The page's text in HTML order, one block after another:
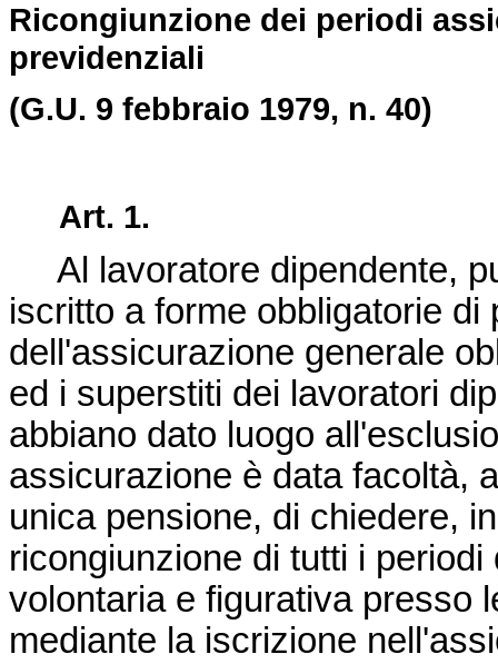
Ricongiunzione dei periodi
previdenziali
(G.U. 9 febbraio 1979, n. 40)
Art. 1.
Al lavoratore dipendente,
iscritto a forme obbligatorie
dell'assicurazione generale
ed i superstiti dei lavoratori
abbiano dato luogo
assicurazione è data facoltà,
unica pensione, di chiedere,
ricongiunzione di tutti i
volontaria e figurativa presso
mediante la iscrizione